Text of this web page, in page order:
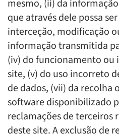
mesmo, (ii) da
que através dele possa
interceção, modificação
informação transmitida
(iv) do funcionamento
site, (v) do uso incorreto
de dados, (vii) da recolha
software disponibilizado
reclamações de terceiros
deste site. A exclusão de